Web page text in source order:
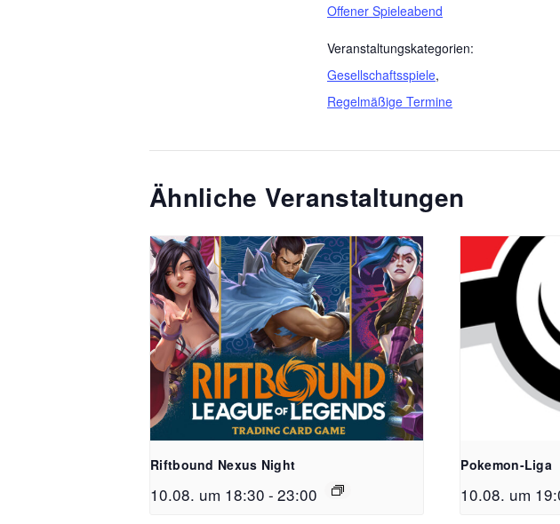
Offener Spieleabend
Veranstaltungskategorien:
Gesellschaftsspiele,
Regelmäßige Termine
Ähnliche Veranstaltungen
Riftbound Nexus Night
10.08. um 18:30 - 23:00
Pokemon-Liga
10.08. um